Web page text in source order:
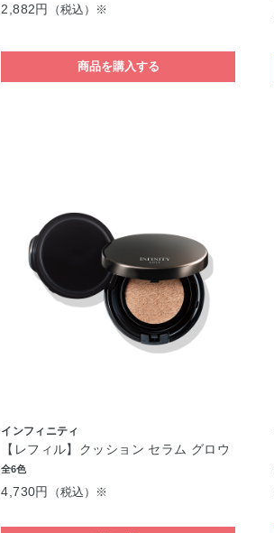
2,882円 （税込）※
商品を購入する
インフィニティ
【レフィル】クッション セラム グロウ
全6色
4,730円 （税込）※